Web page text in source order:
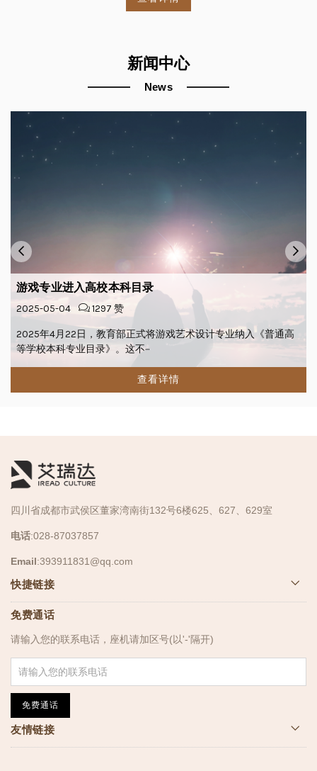
新闻中心
News
游戏专业进入高校本科目录
2025-05-04 1297 赞
2025年4月22日，教育部正式将游戏艺术设计专业纳入《普通高
等学校本科专业目录》。这不···
查看详情
四川省成都市武侯区董家湾南街132号6楼625、627、629室
电话:028-87037857
Email:393911831@qq.com
快捷链接
免费通话
请输入您的联系电话，座机请加区号(以'-'隔开)
免费通话
友情链接